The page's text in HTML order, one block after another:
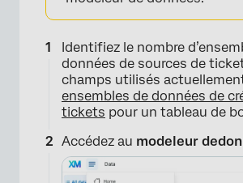
Identifiez le nombre
données de sources de
champs utilisés
ensembles de données de
tickets pour un tableau de
Accédez au modeleur de